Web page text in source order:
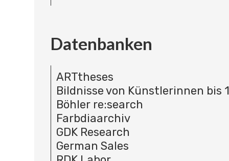
Datenbanken
ARTtheses
Bildnisse von Künstlerinnen bis
Böhler re:search
Farbdiaarchiv
GDK Research
German Sales